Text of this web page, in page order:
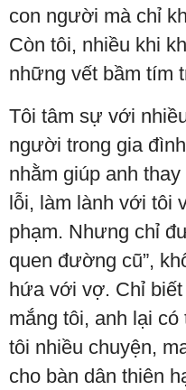
con người mà chỉ
Còn tôi, nhiều khi
những vết bầm tím
Tôi tâm sự với
người trong gia
nhằm giúp anh
lỗi, làm lành với tôi
phạm. Nhưng chỉ
quen đường cũ”,
hứa với vợ. Chỉ
mắng tôi, anh lại
tôi nhiều chuyện,
cho bàn dân thiên